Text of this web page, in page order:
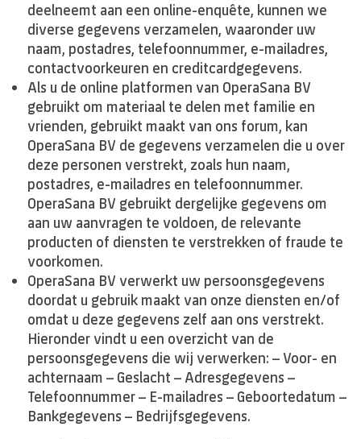
deelneemt aan een online-enquête, kunnen we
diverse gegevens verzamelen, waaronder uw
naam, postadres, telefoonnummer, e-mailadres,
contactvoorkeuren en creditcardgegevens.
Als u de online platformen van OperaSana BV
gebruikt om materiaal te delen met familie en
vrienden, gebruikt maakt van ons forum, kan
OperaSana BV de gegevens verzamelen die u over
deze personen verstrekt, zoals hun naam,
postadres, e-mailadres en telefoonnummer.
OperaSana BV gebruikt dergelijke gegevens om
aan uw aanvragen te voldoen, de relevante
producten of diensten te verstrekken of fraude te
voorkomen.
OperaSana BV verwerkt uw persoonsgegevens
doordat u gebruik maakt van onze diensten en/of
omdat u deze gegevens zelf aan ons verstrekt.
Hieronder vindt u een overzicht van de
persoonsgegevens die wij verwerken: – Voor- en
achternaam – Geslacht – Adresgegevens –
Telefoonnummer – E-mailadres – Geboortedatum –
Bankgegevens – Bedrijfsgegevens.